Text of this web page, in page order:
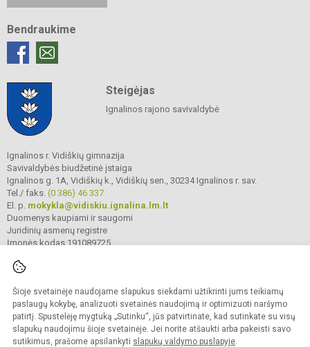
Šioje svetainėje naudojame slapukus siekdami užtikrinti jums teikiamų
paslaugų kokybę, analizuoti svetainės naudojimą ir optimizuoti naršymo
patirtį. Spustelėję mygtuką „Sutinku“, jūs patvirtinate, kad sutinkate su visų
slapukų naudojimu šioje svetainėje. Jei norite atšaukti arba pakeisti savo
sutikimus, prašome apsilankyti slapukų valdymo puslapyje.
Bendraukime
Steigėjas
Ignalinos rajono savivaldybė
Ignalinos r. Vidiškių gimnazija
Savivaldybės biudžetinė įstaiga
Ignalinos g. 1A, Vidiškių k., Vidiškių sen., 30234 Ignalinos r. sav.
Tel./ faks. (0 386) 46 337
El. p. mokykla@vidiskiu.ignalina.lm.lt
Duomenys kaupiami ir saugomi
Juridinių asmenų registre
Įmonės kodas 191089725
© 2025. Ignalinos r. Vidiškių gimnazija. Visos teisės saugomos.
Kopijuoti turinį be raštiško gimnazijos sutikimo griežtai draudžiama.
Prieinamumo paraiška Slapukų valdymas
Sumanus būdas atnaujinti